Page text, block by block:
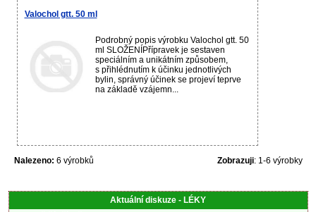
Valochol gtt. 50 ml
Podrobný popis výrobku Valochol gtt. 50
ml SLOŽENÍPřípravek je sestaven
speciálním a unikátním způsobem,
s přihlédnutím k účinku jednotlivých
bylin, správný účinek se projeví teprve
na základě vzájemn...
Nalezeno: 6 výrobků Zobrazuji: 1-6 výrobky
Aktuální diskuze - LÉKY